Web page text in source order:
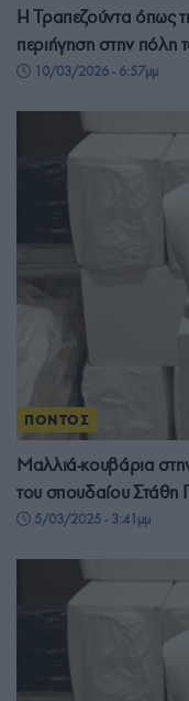
Η Τραπεζούντα όπως
περιήγηση στην πόλη
10/03/2026 - 6:57μμ
ΠΟΝΤΟΣ
Μαλλιά-κουβάρια
του σπουδαίου Στάθη
5/03/2025 - 3:41μμ